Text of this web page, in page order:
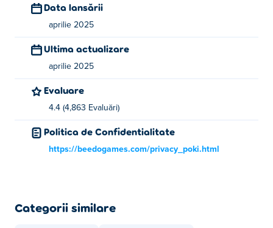
Eggy Car
, swingers şi
Cum pot juca Chicken Merge 2 gratuit?
Puteți juca Chicken Merge 2 gratuit pe Poki.
mobile și desktop?
dispozitive mobile precum telefoane și tablete.
Data lansării
aprilie 2025
Ultima actualizare
aprilie 2025
Evaluare
4.4 (4,863 Evaluări)
Politica de Confidentialitate
https://beedogames.com/privacy_poki.html
Categorii similare